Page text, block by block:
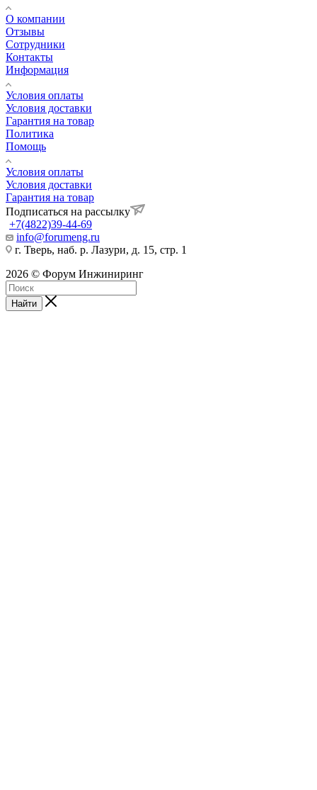
О компании
Отзывы
Сотрудники
Контакты
Информация
Условия оплаты
Условия доставки
Гарантия на товар
Политика
Помощь
Условия оплаты
Условия доставки
Гарантия на товар
Подписаться на рассылку
+7(4822)39-44-69
info@forumeng.ru
г. Тверь, наб. р. Лазури, д. 15, стр. 1
2026 © Форум Инжиниринг
Найти